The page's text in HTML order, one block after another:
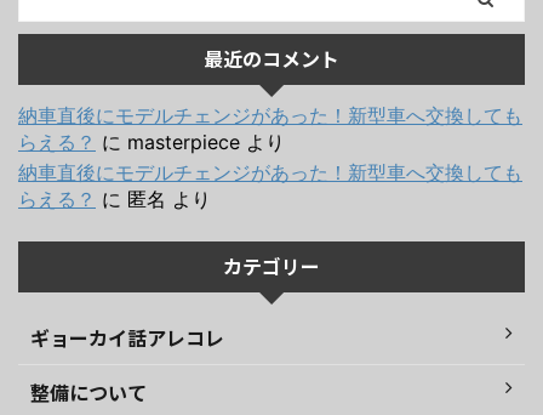
最近のコメント
納車直後にモデルチェンジがあった！新型車へ交換しても
らえる？ に masterpiece より
納車直後にモデルチェンジがあった！新型車へ交換しても
らえる？ に 匿名 より
カテゴリー
ギョーカイ話アレコレ
整備について